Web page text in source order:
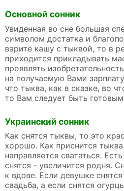
Основной сонник
Увиденная во сне большая
символом достатка и
варите кашу с тыквой, то в
приходится прикладывать
проявлять
на получаемую Вами
что тыква, как в сказке, во
то Вам следует быть
Украинский сонник
Как снятся тыквы, то это
хорошо. Как приснится
направляется свататься.
снятся - увеличится родня.
к вдове. Если девушке
свадьба, а если снятся